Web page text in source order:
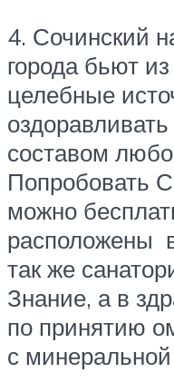
4. Сочинский
города бьют
целебные
составом
Попробовать
можно
расположены
так же
Знание, а в
по принятию
с